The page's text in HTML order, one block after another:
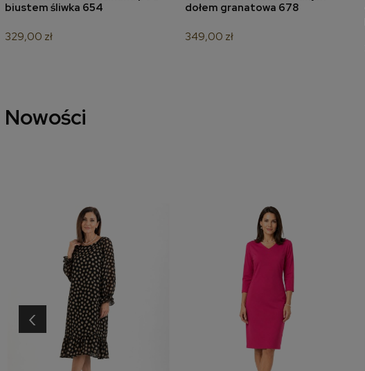
biustem śliwka 654
329,00 zł
dołem granatowa 678
349,00 zł
Nowości
‹